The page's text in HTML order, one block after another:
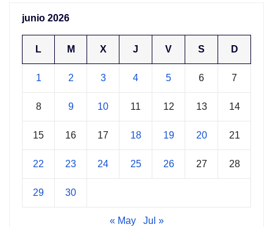
junio 2026
L M X J V S D
1 2 3 4 5 6 7
8 9 10 11 12 13 14
15 16 17 18 19 20 21
22 23 24 25 26 27 28
29 30
« May Jul »